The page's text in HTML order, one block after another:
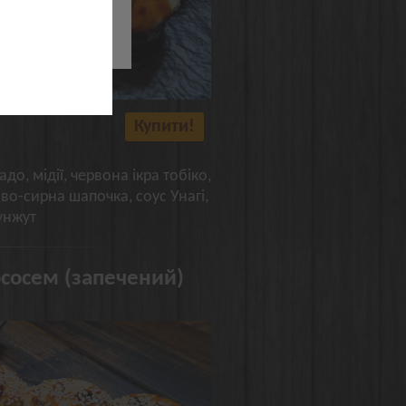
мідії, червона ікра тобіко,
сирна шапочка, соус Унагі,
(запечений)